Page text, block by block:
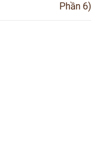
Phần 6)